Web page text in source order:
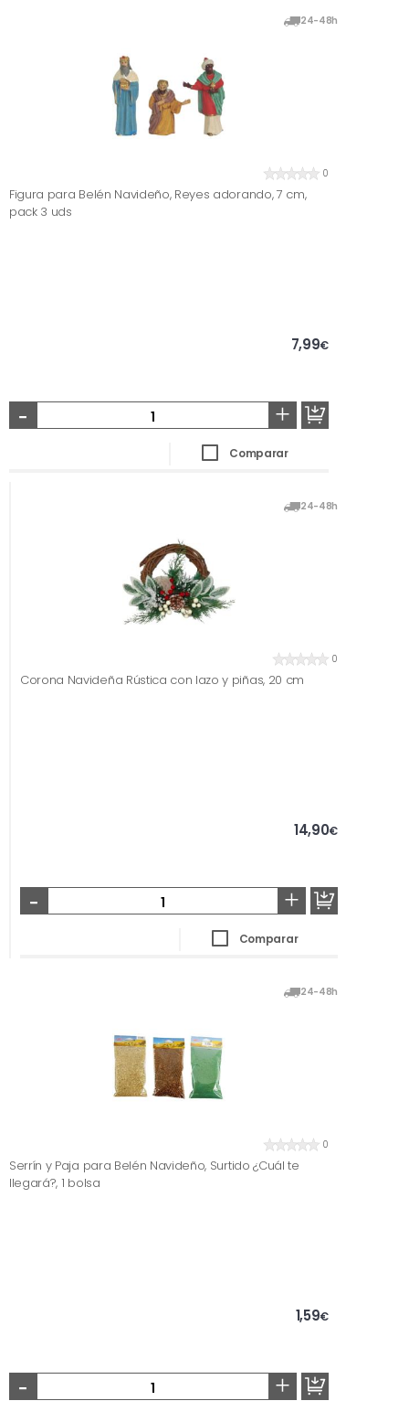
24-48h
0
Figura para Belén Navideño, Reyes adorando, 7 cm,
pack 3 uds
7,99€
- +
Comparar
24-48h
0
Corona Navideña Rústica con lazo y piñas, 20 cm
14,90€
- +
Comparar
24-48h
0
Serrín y Paja para Belén Navideño, Surtido ¿Cuál te
llegará?, 1 bolsa
1,59€
- +